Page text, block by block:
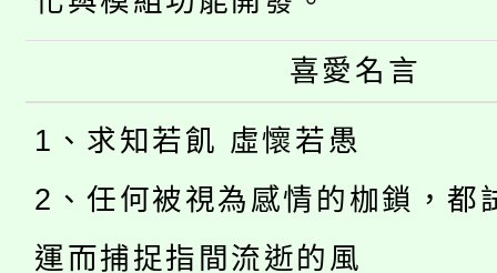
喜愛名言
1、求知若飢 虛懷若愚
2、任何被視為感情的枷鎖，都
運而捕捉指間流逝的風